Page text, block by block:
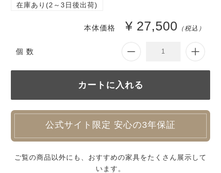
在庫あり(2～3日後出荷)
個 数
本体価格 ¥ 27,500 （税込）
公式サイト限定 安心の3年保証
ご覧の商品以外にも、おすすめの家具をたくさん展示して
います。